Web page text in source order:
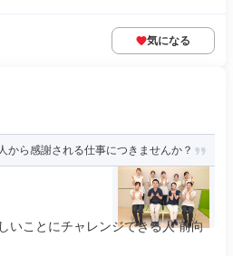
気になる
から感謝される仕事につきませんか？
いことにチャレンジできる人 前向